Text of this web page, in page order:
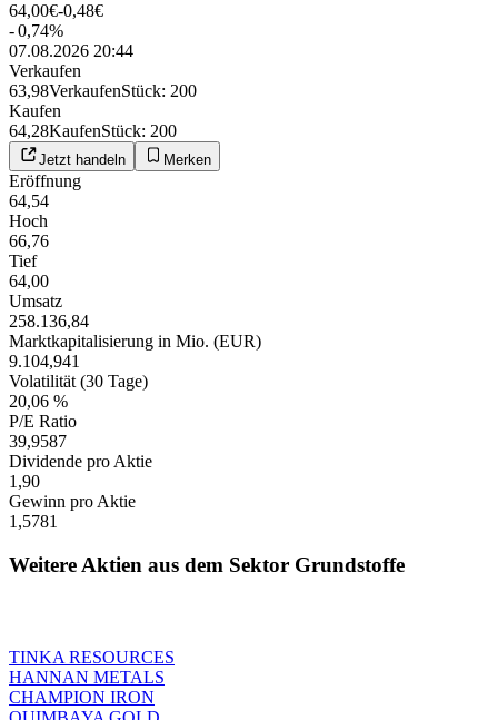
64,00€-0,48€
-0,74%
07.08.2026 20:44
Verkaufen
63,98VerkaufenStück: 200
Kaufen
64,28KaufenStück: 200
Jetzt handeln Merken
Eröffnung
64,54
Hoch
66,76
Tief
64,00
Umsatz
258.136,84
Marktkapitalisierung in Mio. (EUR)
9.104,941
Volatilität (30 Tage)
20,06 %
P/E Ratio
39,9587
Dividende pro Aktie
1,90
Gewinn pro Aktie
1,5781
Weitere Aktien aus dem Sektor Grundstoffe
TINKA RESOURCES
HANNAN METALS
CHAMPION IRON